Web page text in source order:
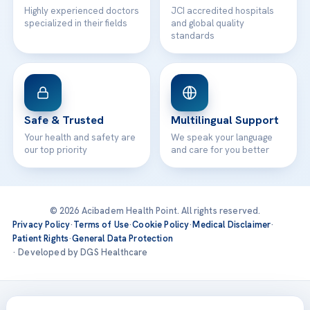
Highly experienced doctors
specialized in their fields
JCI accredited hospitals
and global quality
standards
Safe & Trusted
Your health and safety are
our top priority
Multilingual Support
We speak your language
and care for you better
© 2026 Acibadem Health Point. All rights reserved.
Privacy Policy·Terms of Use·Cookie Policy·Medical Disclaimer·
Patient Rights·General Data Protection
· Developed by DGS Healthcare
Treatments are delivered at our JCI-accredited hospitals —